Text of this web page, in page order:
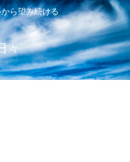
ら望み続ける
々